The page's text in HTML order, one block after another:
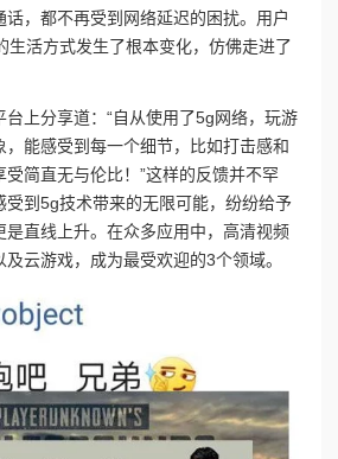
，都不再受到网络延迟的困扰。用户
生活方式发生了根本变化，仿佛走进了
上分享道：“自从使用了5g网络，玩游
能感受到每一个细节，比如打击感和
简直无与伦比！”这样的反馈并不罕
受到5g技术带来的无限可能，纷纷给予
是直线上升。在众多应用中，高清视频
云游戏，成为最受欢迎的3个领域。